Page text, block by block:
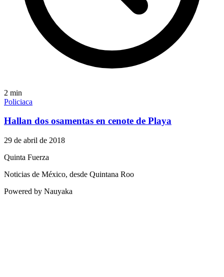
2 min
Policiaca
Hallan dos osamentas en cenote de Playa
29 de abril de 2018
Quinta Fuerza
Noticias de México, desde Quintana Roo
Powered by Nauyaka